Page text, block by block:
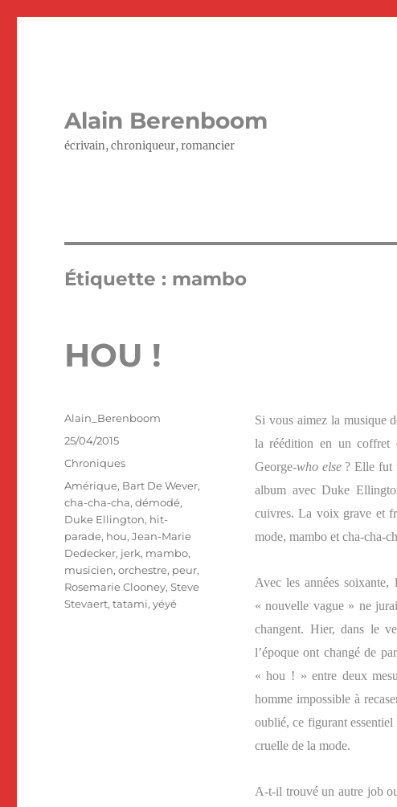
Alain Berenboom
écrivain, chroniqueur, romancier
Étiquette : mambo
HOU !
Si vous aimez la musique
la réédition en un coffret
George-who else? Elle fut
album avec Duke
cuivres. La voix grave et
mode, mambo et cha-cha-
Avec les années
« nouvelle vague » ne
changent. Hier, dans le
l’époque ont changé de
« hou ! » entre deux
homme impossible à
oublié, ce figurant essentiel
cruelle de la mode.
A-t-il trouvé un autre job
Auteur
Alain_Berenboom
Publié
le
25/04/2015
Catégories
Chroniques
Étiquettes
Amérique, Bart De Wever,
cha-cha-cha,démodé,
Duke Ellington, hit-
parade, hou,Jean-Marie
Dedecker, jerk, mambo,
musicien,orchestre, peur,
Rosemarie Clooney,Steve
Stevaert,tatami,yéyé